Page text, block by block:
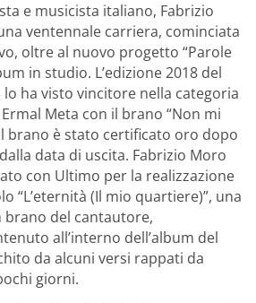
e musicista italiano, Fabrizio
ventennale carriera, cominciata
oltre al nuovo progetto “Parole
in studio. L’edizione 2018 del
lo ha visto vincitore nella categoria
Meta con il brano “Non mi
brano è stato certificato oro dopo
data di uscita. Fabrizio Moro
con Ultimo per la realizzazione
“L’eternità (Il mio quartiere)”, una
del cantautore,
all’interno dell’album del
da alcuni versi rappati da
giorni.